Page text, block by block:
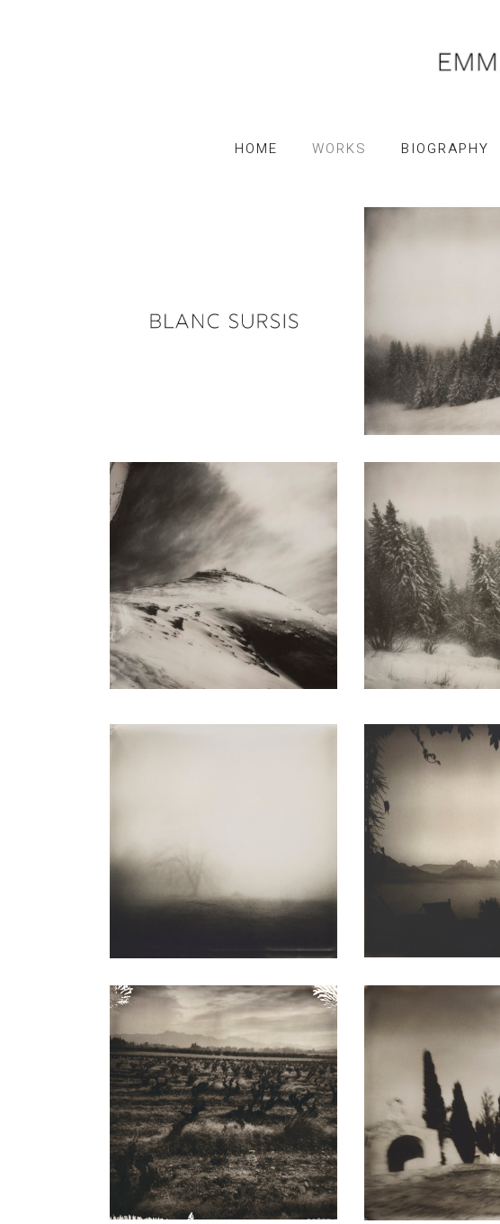
HOME WORKS BIOGRAPHY